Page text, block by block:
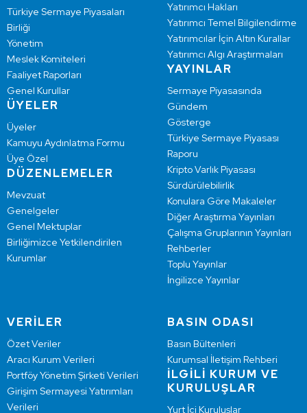
Türkiye Sermaye Piyasaları
Birliği
Yönetim
Meslek Komiteleri
Faaliyet Raporları
Genel Kurullar
ÜYELER
Üyeler
Kamuyu Aydınlatma Formu
Üye Özel
DÜZENLEMELER
Mevzuat
Genelgeler
Genel Mektuplar
Birliğimizce Yetkilendirilen
Kurumlar
Yatırımcı Hakları
Yatırımcı Temel Bilgilendirme
Yatırımcılar İçin Altın Kurallar
Yatırımcı Algı Araştırmaları
YAYINLAR
Sermaye Piyasasında
Gündem
Gösterge
Türkiye Sermaye Piyasası
Raporu
Kripto Varlık Piyasası
Sürdürülebilirlik
Konulara Göre Makaleler
Diğer Araştırma Yayınları
Çalışma Gruplarının Yayınları
Rehberler
Toplu Yayınlar
İngilizce Yayınlar
VERİLER
Özet Veriler
Aracı Kurum Verileri
Portföy Yönetim Şirketi Verileri
Girişim Sermayesi Yatırımları
Verileri
BASIN ODASI
Basın Bültenleri
Kurumsal İletişim Rehberi
İLGİLİ KURUM VE
KURULUŞLAR
Yurt İçi Kuruluşlar